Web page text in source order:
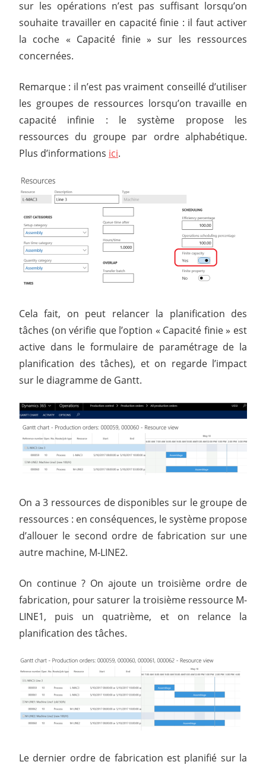
sur les opérations n’est pas suffisant lorsqu’on
souhaite travailler en capacité finie : il faut activer
la coche « Capacité finie » sur les ressources
concernées.
Remarque : il n’est pas vraiment conseillé d’utiliser
les groupes de ressources lorsqu’on travaille en
capacité infinie : le système propose les
ressources du groupe par ordre alphabétique.
Plus d’informations ici.
Cela fait, on peut relancer la planification des
tâches (on vérifie que l’option « Capacité finie » est
active dans le formulaire de paramétrage de la
planification des tâches), et on regarde l’impact
sur le diagramme de Gantt.
On a 3 ressources de disponibles sur le groupe de
ressources : en conséquences, le système propose
d’allouer le second ordre de fabrication sur une
autre machine, M-LINE2.
On continue ? On ajoute un troisième ordre de
fabrication, pour saturer la troisième ressource M-
LINE1, puis un quatrième, et on relance la
planification des tâches.
Le dernier ordre de fabrication est planifié sur la